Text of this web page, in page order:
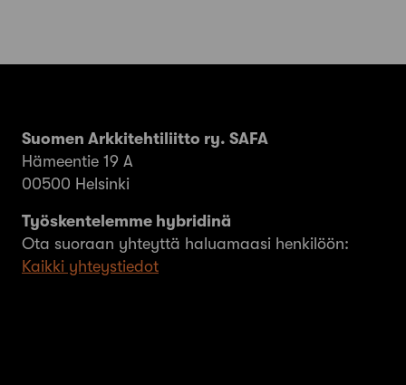
Suomen Arkkitehtiliitto ry. SAFA
Hämeentie 19 A
00500 Helsinki
Työskentelemme hybridinä
Ota suoraan yhteyttä haluamaasi henkilöön:
Kaikki yhteystiedot